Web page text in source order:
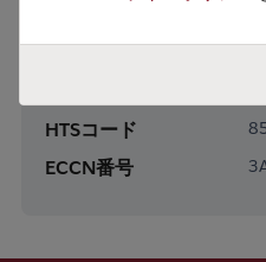
HTSコード
ECCN番号